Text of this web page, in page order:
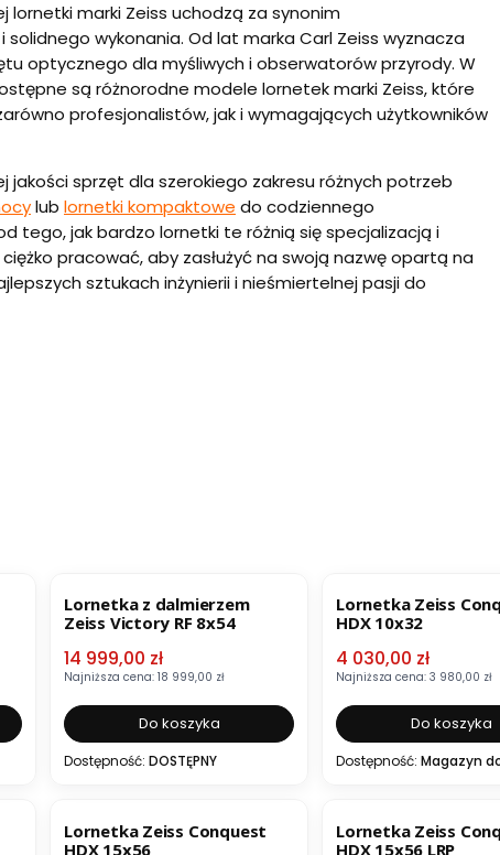
lornetki marki Zeiss uchodzą za synonim
wykonania. Od lat marka Carl Zeiss wyznacza
optycznego dla myśliwych i obserwatorów przyrody. W
są różnorodne modele lornetek marki Zeiss, które
profesjonalistów, jak i wymagających użytkowników
jakości sprzęt dla szerokiego zakresu różnych potrzeb
lub lornetki kompaktowe do codziennego
tego, jak bardzo lornetki te różnią się specjalizacją i
pracować, aby zasłużyć na swoją nazwę opartą na
sztukach inżynierii i nieśmiertelnej pasji do
Lornetka z dalmierzem
Zeiss Victory RF 8x54
Cena promocyjna
14 999,00 zł
Najniższa cena: 18 999,00 zł
Do koszyka
Dostępność: DOSTĘPNY
Lornetka Zeiss
HDX 10x32
Cena promocyjna
4 030,00 zł
Najniższa cena: 3 980,00 zł
Do koszyka
Dostępność: Magazyn
Lornetka Zeiss Conquest
HDX 15x56
Lornetka Zeiss
HDX 15x56 LRP